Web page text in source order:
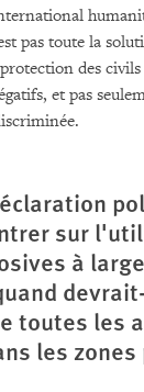
pas toute la
des
et pas
sur
à
toutes les
les zones